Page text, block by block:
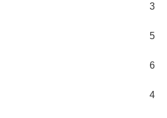
3
5
6
4